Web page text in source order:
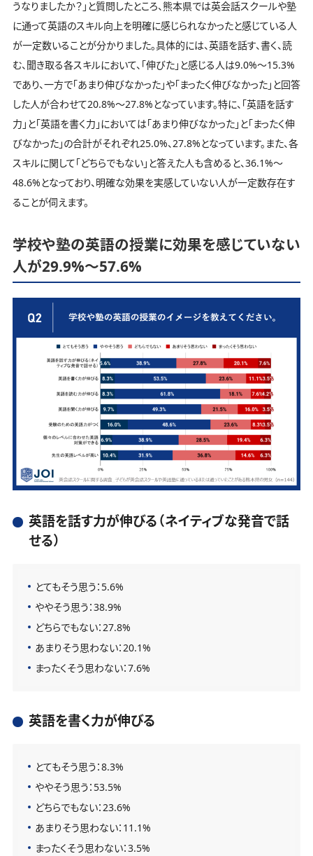
うなりましたか？」と質問したところ、熊本県では英会話スクールや塾
に通って英語のスキル向上を明確に感じられなかったと感じている人
が一定数いることが分かりました。具体的には、英語を話す、書く、読
む、聞き取る各スキルにおいて、「伸びた」と感じる人は9.0%～15.3%
であり、一方で「あまり伸びなかった」や「まったく伸びなかった」と回答
した人が合わせて20.8%～27.8%となっています。特に、「英語を話す
力」と「英語を書く力」においては「あまり伸びなかった」と「まったく伸
びなかった」の合計がそれぞれ25.0%、27.8%となっています。また、各
スキルに関して「どちらでもない」と答えた人も含めると、36.1%～
48.6%となっており、明確な効果を実感していない人が一定数存在す
ることが伺えます。
学校や塾の英語の授業に効果を感じていない
人が29.9%～57.6%
英語を話す力が伸びる（ネイティブな発音で話
せる）
とてもそう思う：5.6%
ややそう思う：38.9%
どちらでもない：27.8%
あまりそう思わない：20.1%
まったくそう思わない：7.6%
英語を書く力が伸びる
とてもそう思う：8.3%
ややそう思う：53.5%
どちらでもない：23.6%
あまりそう思わない：11.1%
まったくそう思わない：3.5%